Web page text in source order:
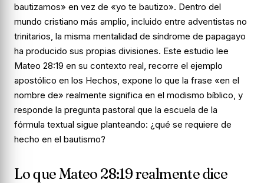
bautizamos» en vez de «yo te bautizo». Dentro del
mundo cristiano más amplio, incluido entre adventistas no
trinitarios, la misma mentalidad de síndrome de papagayo
ha producido sus propias divisiones. Este estudio lee
Mateo 28:19 en su contexto real, recorre el ejemplo
apostólico en los Hechos, expone lo que la frase «en el
nombre de» realmente significa en el modismo bíblico, y
responde la pregunta pastoral que la escuela de la
fórmula textual sigue planteando: ¿qué se requiere de
hecho en el bautismo?
Lo que Mateo 28:19 realmente dice